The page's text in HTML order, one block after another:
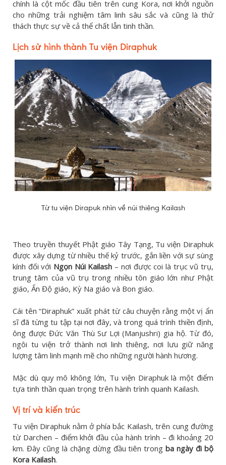
chính là cột mốc đầu tiên trên cung Kora, nơi khởi nguồn
cho những trải nghiệm tâm linh sâu sắc và cũng là thử
thách thực sự về cả thể chất lẫn tinh thần.
Lịch sử hình thành Tu viện Diraphuk
Từ tu viện Dirapuk nhìn về núi thiêng Kailash
Theo truyền thuyết Phật giáo Tây Tạng, Tu viện Diraphuk
được xây dựng từ nhiều thế kỷ trước, gắn liền với sự sùng
kính đối với Ngọn Núi Kailash – nơi được coi là trục vũ trụ,
trung tâm của vũ trụ trong nhiều tôn giáo lớn như Phật
giáo, Ấn Độ giáo, Kỳ Na giáo và Bon giáo.
Cái tên “Diraphuk” xuất phát từ câu chuyện rằng một vị ẩn
sĩ đã từng tu tập tại nơi đây, và trong quá trình thiền định,
ông được Đức Văn Thù Sư Lợi (Manjushri) gia hộ. Từ đó,
ngôi tu viện trở thành nơi linh thiêng, nơi lưu giữ năng
lượng tâm linh mạnh mẽ cho những người hành hương.
Mặc dù quy mô không lớn, Tu viện Diraphuk là một điểm
tựa tinh thần quan trọng trên hành trình quanh Kailash.
Vị trí và kiến trúc
Tu viện Diraphuk nằm ở phía bắc Kailash, trên cung đường
từ Darchen – điểm khởi đầu của hành trình – đi khoảng 20
km. Đây cũng là chặng dừng đầu tiên trongba ngày đi bộ
Kora Kailash.